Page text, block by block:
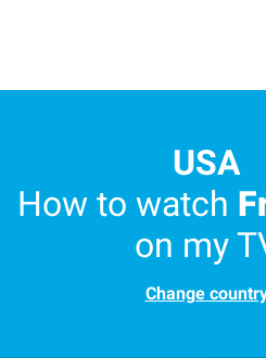
USA
How to watch
on my
Change